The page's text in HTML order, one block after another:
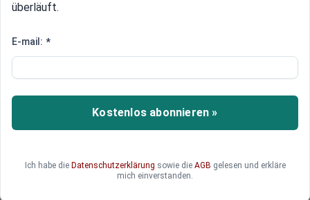
Spanische Sparbeschlüsse sorgen für Massenproteste
Madrid: Schwere
Ausschreitungen bei Protesten
von Minenarbeitern
Den zweiten Tag in Folge demonstrieren
gegen den zunehmenden Stellenabbau im
Bergbau. Die Gewerkschaften erwarten
überläuft.
E-mail: *
Kostenlos abonnieren »
Ich habe die Datenschutzerklärung sowie die AGB gelesen und erkläre
mich einverstanden.